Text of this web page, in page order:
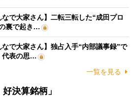
なで大家さん】二転三転した“成田プロ
裏で起き…
なで大家さん】独占入手“内部議事録”で
代表の思…
一覧を見る
決算銘柄」